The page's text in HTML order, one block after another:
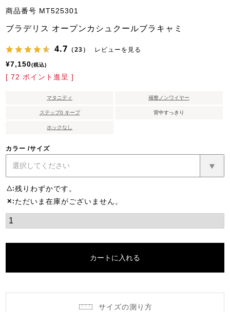
商品番号 MT525301
ブラデリス オープンカシュクールブラキャミ
4.7 （23） レビューを見る
¥7,150 税込
[ 72 ポイント進呈 ]
マタニティ 補整ノンワイヤー
ステップ0 キープ 背中すっきり
ホックなし
カラー サイズ
△ 残りわずかです。
✕ ただいま在庫がございません。
カートに入れる
サイズの測り方